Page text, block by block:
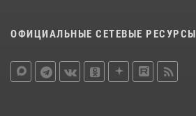
ОФИЦИАЛЬНЫЕ СЕТЕВЫЕ РЕСУРСЫ